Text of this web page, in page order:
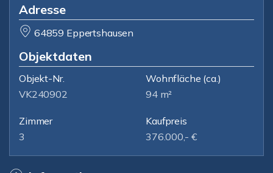
Adresse
64859 Eppertshausen
Objektdaten
Objekt-Nr.
VK240902
Wohnfläche (ca.)
94 m²
Zimmer
3
Kaufpreis
376.000,- €